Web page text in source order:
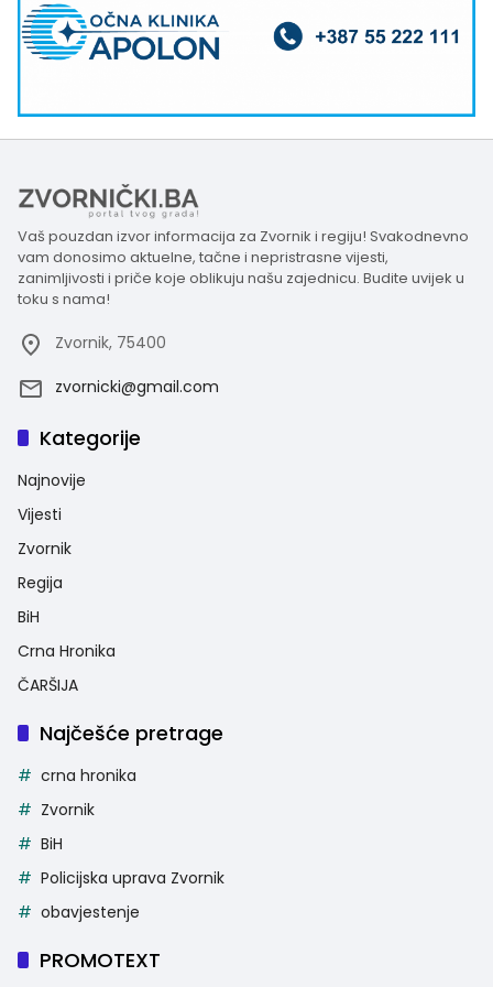
Vaš pouzdan izvor informacija za Zvornik i regiju! Svakodnevno
vam donosimo aktuelne, tačne i nepristrasne vijesti,
zanimljivosti i priče koje oblikuju našu zajednicu. Budite uvijek u
toku s nama!
Zvornik, 75400
zvornicki@gmail.com
Kategorije
Najnovije
Vijesti
Zvornik
Regija
BiH
Crna Hronika
ČARŠIJA
Najčešće pretrage
crna hronika
Zvornik
BiH
Policijska uprava Zvornik
obavjestenje
PROMOTEXT